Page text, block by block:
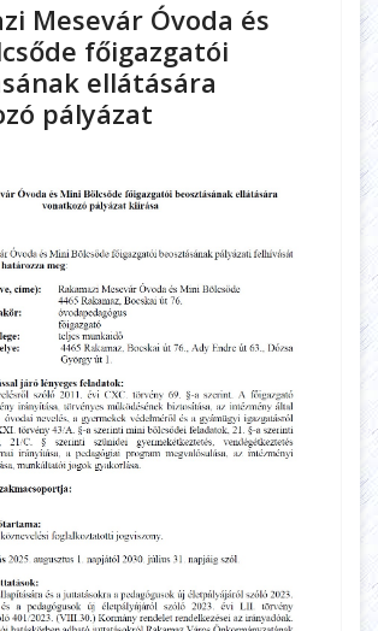
Mesevár Óvoda és
főigazgatói
ellátására
pályázat